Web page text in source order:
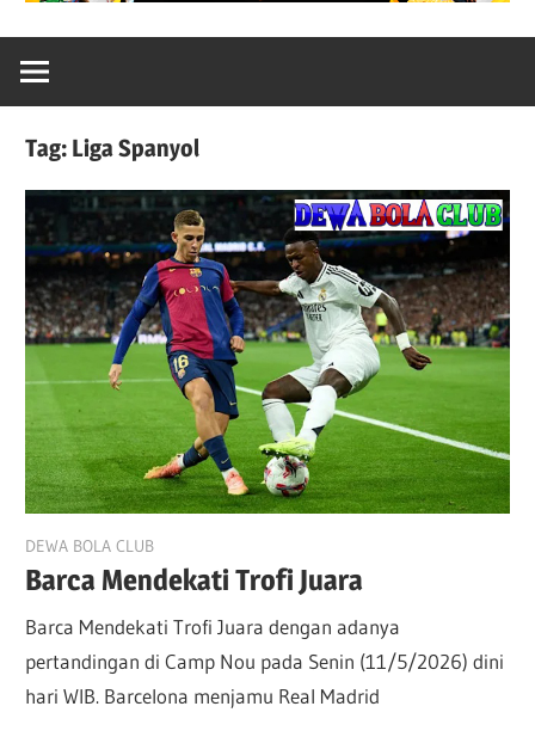
Tag: Liga Spanyol
May 8, 2026
DEWA BOLA CLUB
Barca Mendekati Trofi Juara
Barca Mendekati Trofi Juara dengan adanya
pertandingan di Camp Nou pada Senin (11/5/2026) dini
hari WIB. Barcelona menjamu Real Madrid